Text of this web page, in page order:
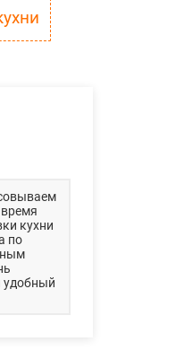
время
кухни
по
удобный